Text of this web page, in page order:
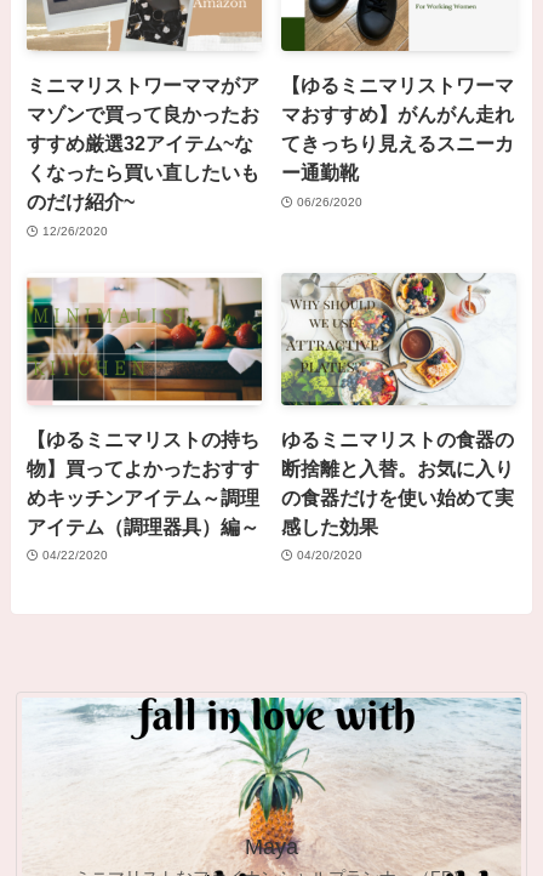
ミニマリストワーママがア
マゾンで買って良かったお
すすめ厳選32アイテム~な
くなったら買い直したいも
のだけ紹介~
12/26/2020
【ゆるミニマリストワーマ
マおすすめ】がんがん走れ
てきっちり見えるスニーカ
ー通勤靴
06/26/2020
【ゆるミニマリストの持ち
物】買ってよかったおすす
めキッチンアイテム～調理
アイテム（調理器具）編～
04/22/2020
ゆるミニマリストの食器の
断捨離と入替。お気に入り
の食器だけを使い始めて実
感した効果
04/20/2020
Maya